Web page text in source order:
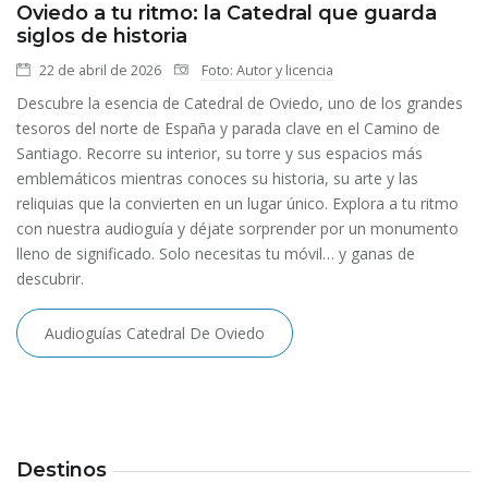
Oviedo a tu ritmo: la Catedral que guarda
siglos de historia
22 de abril de 2026 Foto: Autor y licencia
Descubre la esencia de Catedral de Oviedo, uno de los grandes
tesoros del norte de España y parada clave en el Camino de
Santiago. Recorre su interior, su torre y sus espacios más
emblemáticos mientras conoces su historia, su arte y las
reliquias que la convierten en un lugar único. Explora a tu ritmo
con nuestra audioguía y déjate sorprender por un monumento
lleno de significado. Solo necesitas tu móvil… y ganas de
descubrir.
Audioguías Catedral De Oviedo
Destinos